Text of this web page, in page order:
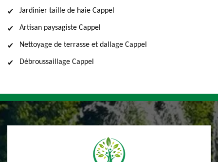
Jardinier taille de haie Cappel
Artisan paysagiste Cappel
Nettoyage de terrasse et dallage Cappel
Débroussaillage Cappel